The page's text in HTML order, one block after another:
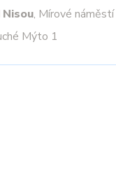
, Mírové
Mýto 1